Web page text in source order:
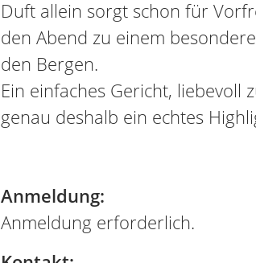
Duft allein sorgt schon für
den Abend zu einem
den Bergen.
Ein einfaches Gericht, liebevoll
genau deshalb ein echtes
Anmeldung:
Anmeldung erforderlich.